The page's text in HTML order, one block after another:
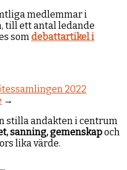
medlemmar i
till ett antal ledande
somdebattartikel i
2022
→
stilla andakten i centrum
sanning, gemenskapoch
lika värde.